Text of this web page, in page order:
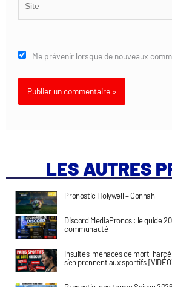
Me prévenir lorsque de nouveaux
LES AUTRES
Pronostic Holywell – Connah
Discord MediaPronos : le guide
communauté
Insultes, menaces de mort,
s’en prennent aux sportifs